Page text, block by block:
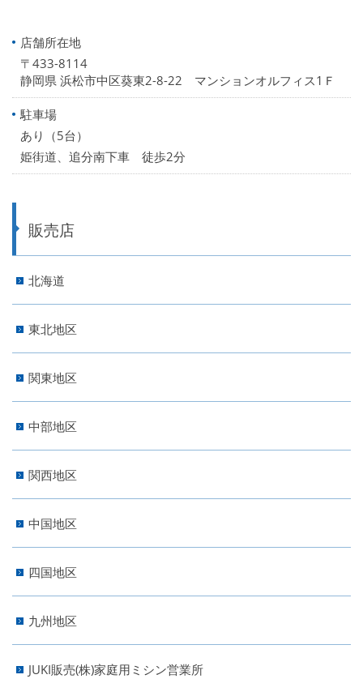
店舗所在地
〒433-8114
静岡県 浜松市中区葵東2-8-22 マンションオルフィス1Ｆ
駐車場
あり（5台）
姫街道、追分南下車 徒歩2分
販売店
北海道
東北地区
関東地区
中部地区
関西地区
中国地区
四国地区
九州地区
JUKI販売(株)家庭用ミシン営業所